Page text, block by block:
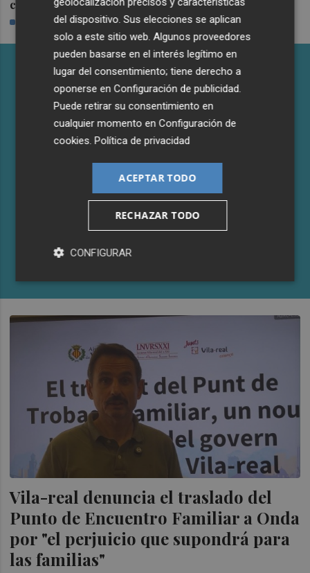
comerciales acusa de "mentir"
PLAZA
Castelló apuesta por convertir el
eclipse en un referente científico:
recibirá a un gran equipo de
expertos
Vila-real denuncia el traslado del
Punto de Encuentro Familiar a Onda
por "el perjuicio que supondrá para
las familias"
del dispositivo. Sus elecciones se aplican
solo a este sitio web. Algunos proveedores
pueden basarse en el interés legítimo en
lugar del consentimiento; tiene derecho a
oponerse enConfiguración de publicidad.
Puede retirar su consentimiento en
cualquier momento enConfiguración de
cookies.Política de privacidad
ACEPTAR TODO
RECHAZAR TODO
CONFIGURAR